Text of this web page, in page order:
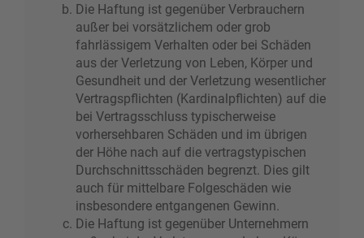
Die Haftung ist gegenüber Verbrauchern
außer bei vorsätzlichem oder grob
fahrlässigem Verhalten oder bei Schäden
aus der Verletzung von Leben, Körper und
Gesundheit und der Verletzung wesentlicher
Vertragspflichten (Kardinalpflichten) auf die
bei Vertragsschluss typischerweise
vorhersehbaren Schäden und im übrigen
der Höhe nach auf die vertragstypischen
Durchschnittsschäden begrenzt. Dies gilt
auch für mittelbare Folgeschäden wie
insbesondere entgangenen Gewinn.
Die Haftung ist gegenüber Unternehmern